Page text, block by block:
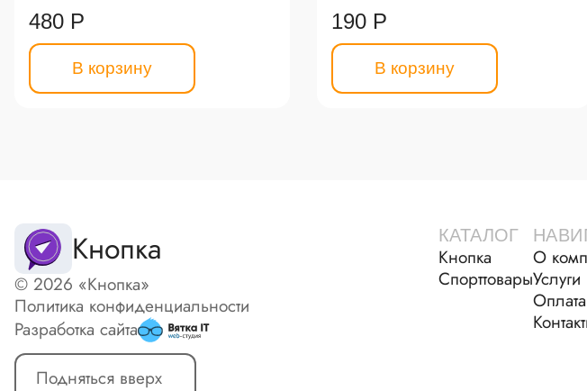
480 Р
В корзину
190 Р
В корзину
Кнопка
© 2026 «Кнопка»
Политика конфиденциальности
Разработка сайта
КАТАЛОГ
Кнопка
Спорттовары
О
Услуги
Подняться вверх